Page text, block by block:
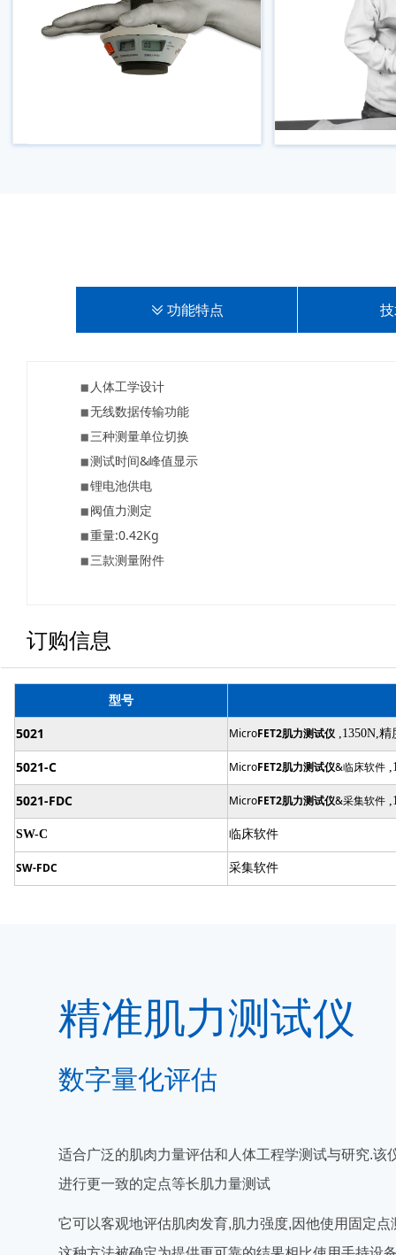
人体工学设计
无线数据传输功能
三种测量单位切换
测试时间&峰值显示
锂电池供电
阀值力测定
重量:0.42Kg
三款测量附件
精准肌力测试仪
数字量化评估
适合广泛的肌肉力量评估和人体工程学测试与研究.该
进行更一致的定点等长肌力量测试
它可以客观地评估肌肉发育,肌力强度,因他使用固定点
订购信息
型号
5021 MicroFET2肌力测试仪 ,1350N,精
5021-C MicroFET2肌力测试仪&临床软件
5021-FDC MicroFET2肌力测试仪&采集软件
SW-C 临床软件
SW-FDC 采集软件
ꅂ 功能特点